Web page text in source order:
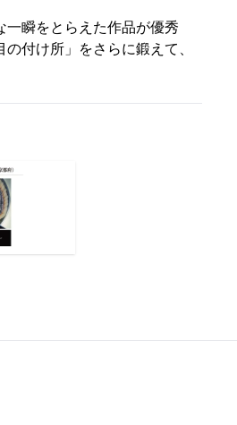
一瞬をとらえた作品が優秀
付け所」をさらに鍛えて、